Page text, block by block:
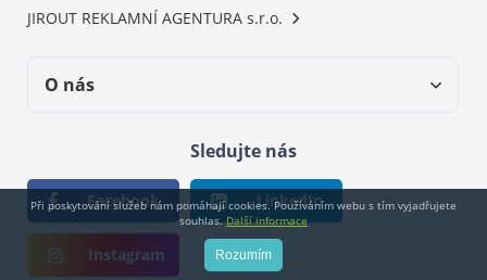
JIROUT REKLAMNÍ AGENTURA s.r.o.
O nás
Sledujte nás
Facebook LinkedIn
Instagram
Při poskytování služeb nám pomáhají cookies. Používáním webu s tím vyjadřujete
souhlas.Další informace
Rozumím